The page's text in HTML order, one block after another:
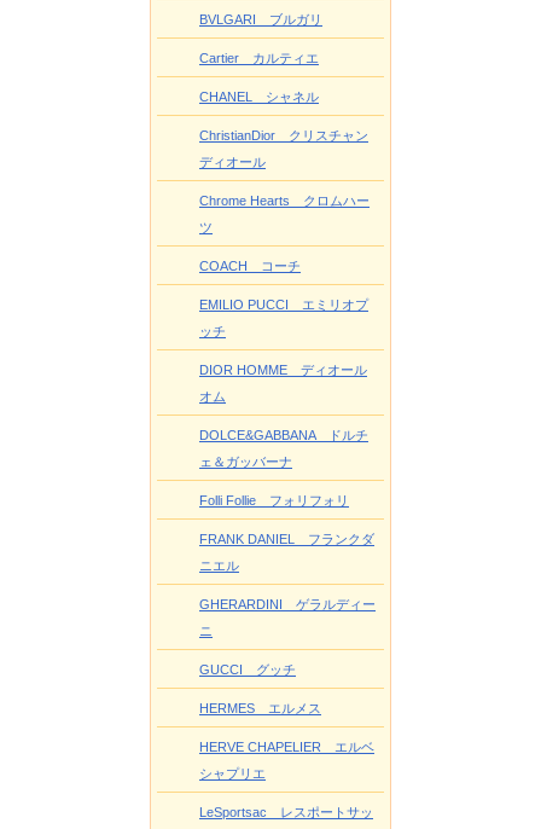
BVLGARI ブルガリ
Cartier カルティエ
CHANEL シャネル
ChristianDior クリスチャン
ディオール
Chrome Hearts クロムハー
ツ
COACH コーチ
EMILIO PUCCI エミリオプ
ッチ
DIOR HOMME ディオール
オム
DOLCE&GABBANA ドルチ
ェ＆ガッバーナ
Folli Follie フォリフォリ
FRANK DANIEL フランクダ
ニエル
GHERARDINI ゲラルディー
ニ
GUCCI グッチ
HERMES エルメス
HERVE CHAPELIER エルベ
シャプリエ
LeSportsac レスポートサッ